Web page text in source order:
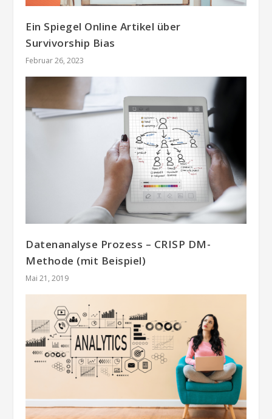
Ein Spiegel Online Artikel über
Survivorship Bias
Februar 26, 2023
Datenanalyse Prozess – CRISP DM-
Methode (mit Beispiel)
Mai 21, 2019